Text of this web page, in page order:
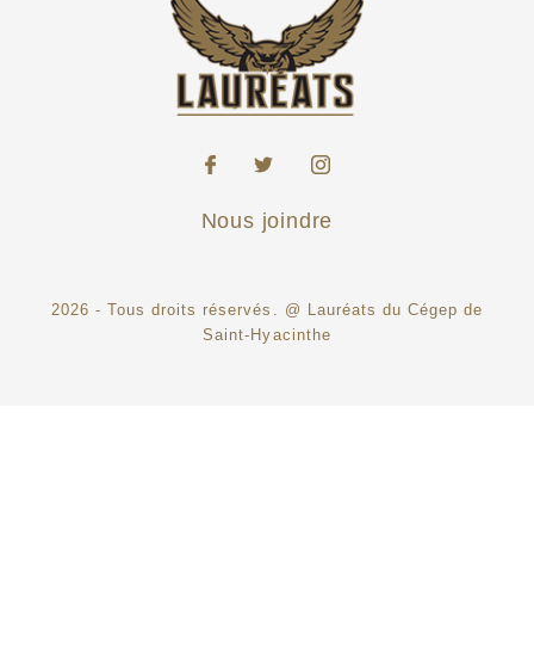
Nous joindre
2026 - Tous droits réservés. @ Lauréats du Cégep de
Saint-Hyacinthe